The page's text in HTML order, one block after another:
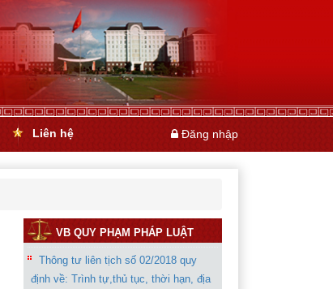
Liên hệ Đăng nhập
VB QUY PHẠM PHÁP LUẬT
Thông tư liên tịch số 02/2018 quy
định về: Trình tự,thủ tục, thời hạn, địa